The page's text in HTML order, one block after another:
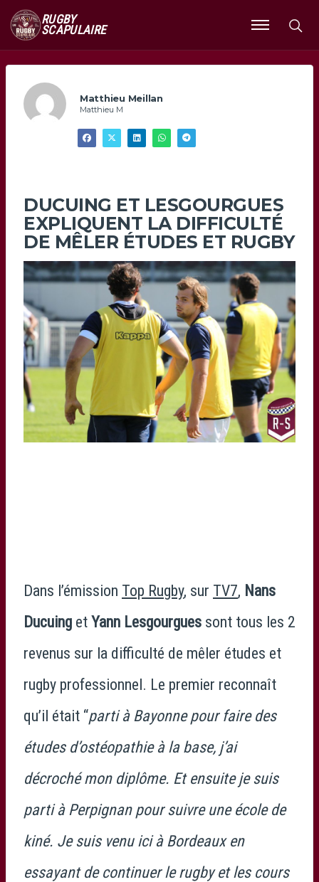
RUGBY
SCAPULAIRE
Ouvrir
le
Matthieu Meillan
Matthieu M
DUCUING ET LESGOURGUES
EXPLIQUENT LA DIFFICULTÉ
DE MÊLER ÉTUDES ET RUGBY
Dans l’émission Top Rugby, sur TV7, Nans
Ducuing et Yann Lesgourgues sont tous les 2
revenus sur la difficulté de mêler études et
rugby professionnel. Le premier reconnaît
qu’il était “parti à Bayonne pour faire des
études d’ostéopathie à la base, j’ai
décroché mon diplôme. Et ensuite je suis
parti à Perpignan pour suivre une école de
kiné. Je suis venu ici à Bordeaux en
essayant de continuer le rugby et les cours